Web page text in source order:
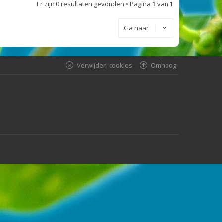
Er zijn 0 resultaten gevonden • Pagina 1 van 1
Ga naar
Omhoog
Verwijder cookies